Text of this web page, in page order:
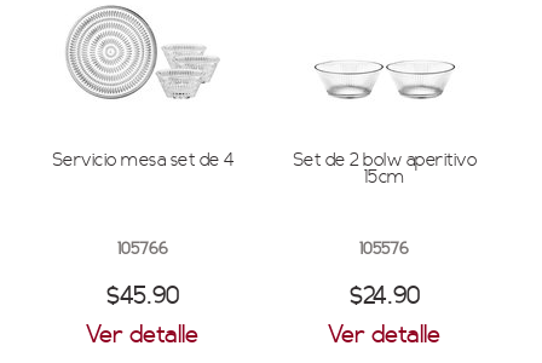
Servicio mesa set de 4
105766
$45.90
Ver detalle
Set de 2 bolw aperitivo
15cm
105576
$24.90
Ver detalle